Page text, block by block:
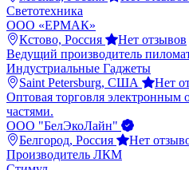
Светотехника
ООО «ЕРМАК»
Кстово, Россия
Нет отзывов
Ведущий производитель
Индустриальные Гаджеты
Saint Petersburg, США
Нет
Оптовая торговля электронным
частями.
ООО "БелЭкоЛайн"
Белгород, Россия
Нет
Производитель ЛКМ